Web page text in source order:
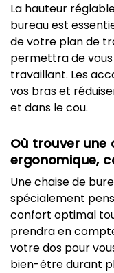
La hauteur
bureau est
de votre plan de
permettra de
travaillant. Les
vos bras et
et dans le cou.
Où trouver une
ergonomique,
Une chaise de
spécialement
confort optimal
prendra en
votre dos pour
bien-être durant